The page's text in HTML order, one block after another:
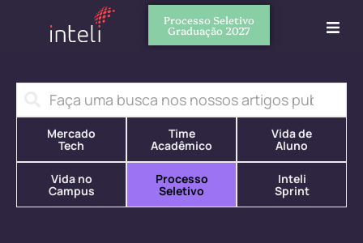
Processo Seletivo
Graduação 2027
Mercado
Tech
Time
Acadêmico
Vida de
Aluno
Vida no
Campus
Processo
Seletivo
Inteli
Sprint